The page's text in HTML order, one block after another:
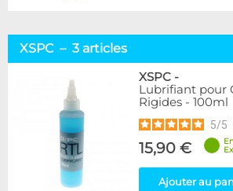
XSPC – 3 articles
XSPC -
Lubrifiant pour
Rigides - 100ml
5/5
15,90 €
Ajouter au